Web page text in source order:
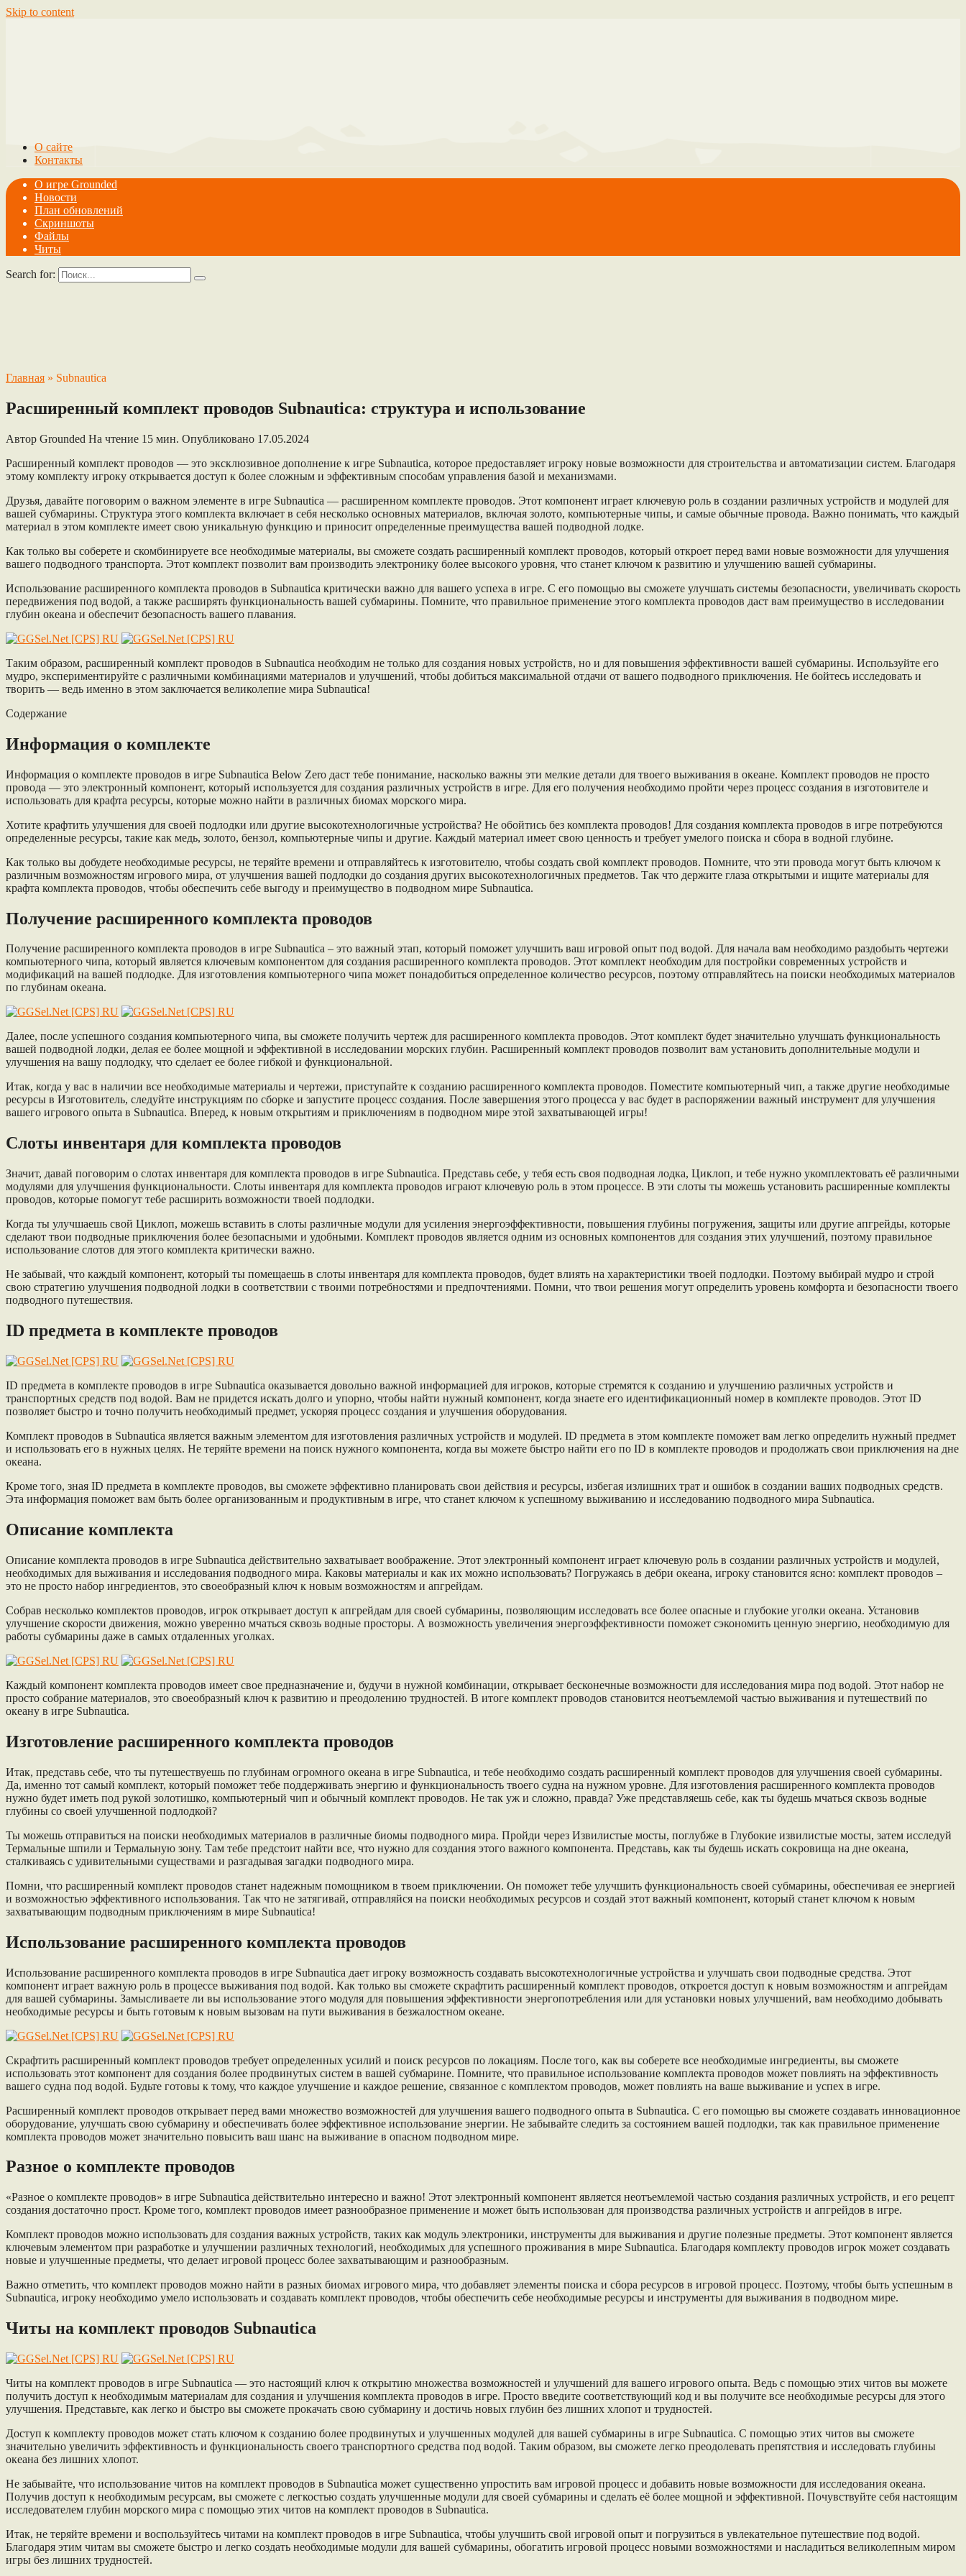
Skip to content
О сайте
Контакты
О игре Grounded
Новости
План обновлений
Скриншоты
Файлы
Читы
Search for:
Главная » Subnautica
Расширенный комплект проводов Subnautica: структура и использование
Автор Grounded На чтение 15 мин. Опубликовано 17.05.2024
Расширенный комплект проводов — это эксклюзивное дополнение к игре Subnautica, которое предоставляет игроку новые возможности для строительства и автоматизации систем. Благодаря
этому комплекту игроку открывается доступ к более сложным и эффективным способам управления базой и механизмами.
Друзья, давайте поговорим о важном элементе в игре Subnautica — расширенном комплекте проводов. Этот компонент играет ключевую роль в создании различных устройств и модулей для
вашей субмарины. Структура этого комплекта включает в себя несколько основных материалов, включая золото, компьютерные чипы, и самые обычные провода. Важно понимать, что каждый
материал в этом комплекте имеет свою уникальную функцию и приносит определенные преимущества вашей подводной лодке.
Как только вы соберете и скомбинируете все необходимые материалы, вы сможете создать расширенный комплект проводов, который откроет перед вами новые возможности для улучшения
вашего подводного транспорта. Этот комплект позволит вам производить электронику более высокого уровня, что станет ключом к развитию и улучшению вашей субмарины.
Использование расширенного комплекта проводов в Subnautica критически важно для вашего успеха в игре. С его помощью вы сможете улучшать системы безопасности, увеличивать скорость
передвижения под водой, а также расширять функциональность вашей субмарины. Помните, что правильное применение этого комплекта проводов даст вам преимущество в исследовании
глубин океана и обеспечит безопасность вашего плавания.
Таким образом, расширенный комплект проводов в Subnautica необходим не только для создания новых устройств, но и для повышения эффективности вашей субмарины. Используйте его
мудро, экспериментируйте с различными комбинациями материалов и улучшений, чтобы добиться максимальной отдачи от вашего подводного приключения. Не бойтесь исследовать и
творить — ведь именно в этом заключается великолепие мира Subnautica!
Содержание
Информация о комплекте
Информация о комплекте проводов в игре Subnautica Below Zero даст тебе понимание, насколько важны эти мелкие детали для твоего выживания в океане. Комплект проводов не просто
провода — это электронный компонент, который используется для создания различных устройств в игре. Для его получения необходимо пройти через процесс создания в изготовителе и
использовать для крафта ресурсы, которые можно найти в различных биомах морского мира.
Хотите крафтить улучшения для своей подлодки или другие высокотехнологичные устройства? Не обойтись без комплекта проводов! Для создания комплекта проводов в игре потребуются
определенные ресурсы, такие как медь, золото, бензол, компьютерные чипы и другие. Каждый материал имеет свою ценность и требует умелого поиска и сбора в водной глубине.
Как только вы добудете необходимые ресурсы, не теряйте времени и отправляйтесь к изготовителю, чтобы создать свой комплект проводов. Помните, что эти провода могут быть ключом к
различным возможностям игрового мира, от улучшения вашей подлодки до создания других высокотехнологичных предметов. Так что держите глаза открытыми и ищите материалы для
крафта комплекта проводов, чтобы обеспечить себе выгоду и преимущество в подводном мире Subnautica.
Получение расширенного комплекта проводов
Получение расширенного комплекта проводов в игре Subnautica – это важный этап, который поможет улучшить ваш игровой опыт под водой. Для начала вам необходимо раздобыть чертежи
компьютерного чипа, который является ключевым компонентом для создания расширенного комплекта проводов. Этот комплект необходим для постройки современных устройств и
модификаций на вашей подлодке. Для изготовления компьютерного чипа может понадобиться определенное количество ресурсов, поэтому отправляйтесь на поиски необходимых материалов
по глубинам океана.
Далее, после успешного создания компьютерного чипа, вы сможете получить чертеж для расширенного комплекта проводов. Этот комплект будет значительно улучшать функциональность
вашей подводной лодки, делая ее более мощной и эффективной в исследовании морских глубин. Расширенный комплект проводов позволит вам установить дополнительные модули и
улучшения на вашу подлодку, что сделает ее более гибкой и функциональной.
Итак, когда у вас в наличии все необходимые материалы и чертежи, приступайте к созданию расширенного комплекта проводов. Поместите компьютерный чип, а также другие необходимые
ресурсы в Изготовитель, следуйте инструкциям по сборке и запустите процесс создания. После завершения этого процесса у вас будет в распоряжении важный инструмент для улучшения
вашего игрового опыта в Subnautica. Вперед, к новым открытиям и приключениям в подводном мире этой захватывающей игры!
Слоты инвентаря для комплекта проводов
Значит, давай поговорим о слотах инвентаря для комплекта проводов в игре Subnautica. Представь себе, у тебя есть своя подводная лодка, Циклоп, и тебе нужно укомплектовать её различными
модулями для улучшения функциональности. Слоты инвентаря для комплекта проводов играют ключевую роль в этом процессе. В эти слоты ты можешь установить расширенные комплекты
проводов, которые помогут тебе расширить возможности твоей подлодки.
Когда ты улучшаешь свой Циклоп, можешь вставить в слоты различные модули для усиления энергоэффективности, повышения глубины погружения, защиты или другие апгрейды, которые
сделают твои подводные приключения более безопасными и удобными. Комплект проводов является одним из основных компонентов для создания этих улучшений, поэтому правильное
использование слотов для этого комплекта критически важно.
Не забывай, что каждый компонент, который ты помещаешь в слоты инвентаря для комплекта проводов, будет влиять на характеристики твоей подлодки. Поэтому выбирай мудро и строй
свою стратегию улучшения подводной лодки в соответствии с твоими потребностями и предпочтениями. Помни, что твои решения могут определить уровень комфорта и безопасности твоего
подводного путешествия.
ID предмета в комплекте проводов
ID предмета в комплекте проводов в игре Subnautica оказывается довольно важной информацией для игроков, которые стремятся к созданию и улучшению различных устройств и
транспортных средств под водой. Вам не придется искать долго и упорно, чтобы найти нужный компонент, когда знаете его идентификационный номер в комплекте проводов. Этот ID
позволяет быстро и точно получить необходимый предмет, ускоряя процесс создания и улучшения оборудования.
Комплект проводов в Subnautica является важным элементом для изготовления различных устройств и модулей. ID предмета в этом комплекте поможет вам легко определить нужный предмет
и использовать его в нужных целях. Не теряйте времени на поиск нужного компонента, когда вы можете быстро найти его по ID в комплекте проводов и продолжать свои приключения на дне
океана.
Кроме того, зная ID предмета в комплекте проводов, вы сможете эффективно планировать свои действия и ресурсы, избегая излишних трат и ошибок в создании ваших подводных средств.
Эта информация поможет вам быть более организованным и продуктивным в игре, что станет ключом к успешному выживанию и исследованию подводного мира Subnautica.
Описание комплекта
Описание комплекта проводов в игре Subnautica действительно захватывает воображение. Этот электронный компонент играет ключевую роль в создании различных устройств и модулей,
необходимых для выживания и исследования подводного мира. Каковы материалы и как их можно использовать? Погружаясь в дебри океана, игроку становится ясно: комплект проводов –
это не просто набор ингредиентов, это своеобразный ключ к новым возможностям и апгрейдам.
Собрав несколько комплектов проводов, игрок открывает доступ к апгрейдам для своей субмарины, позволяющим исследовать все более опасные и глубокие уголки океана. Установив
улучшение скорости движения, можно уверенно мчаться сквозь водные просторы. А возможность увеличения энергоэффективности поможет сэкономить ценную энергию, необходимую для
работы субмарины даже в самых отдаленных уголках.
Каждый компонент комплекта проводов имеет свое предназначение и, будучи в нужной комбинации, открывает бесконечные возможности для исследования мира под водой. Этот набор не
просто собрание материалов, это своеобразный ключ к развитию и преодолению трудностей. В итоге комплект проводов становится неотъемлемой частью выживания и путешествий по
океану в игре Subnautica.
Изготовление расширенного комплекта проводов
Итак, представь себе, что ты путешествуешь по глубинам огромного океана в игре Subnautica, и тебе необходимо создать расширенный комплект проводов для улучшения своей субмарины.
Да, именно тот самый комплект, который поможет тебе поддерживать энергию и функциональность твоего судна на нужном уровне. Для изготовления расширенного комплекта проводов
нужно будет иметь под рукой золотишко, компьютерный чип и обычный комплект проводов. Не так уж и сложно, правда? Уже представляешь себе, как ты будешь мчаться сквозь водные
глубины со своей улучшенной подлодкой?
Ты можешь отправиться на поиски необходимых материалов в различные биомы подводного мира. Пройди через Извилистые мосты, поглубже в Глубокие извилистые мосты, затем исследуй
Термальные шпили и Термальную зону. Там тебе предстоит найти все, что нужно для создания этого важного компонента. Представь, как ты будешь искать сокровища на дне океана,
сталкиваясь с удивительными существами и разгадывая загадки подводного мира.
Помни, что расширенный комплект проводов станет надежным помощником в твоем приключении. Он поможет тебе улучшить функциональность своей субмарины, обеспечивая ее энергией
и возможностью эффективного использования. Так что не затягивай, отправляйся на поиски необходимых ресурсов и создай этот важный компонент, который станет ключом к новым
захватывающим подводным приключениям в мире Subnautica!
Использование расширенного комплекта проводов
Использование расширенного комплекта проводов в игре Subnautica дает игроку возможность создавать высокотехнологичные устройства и улучшать свои подводные средства. Этот
компонент играет важную роль в процессе выживания под водой. Как только вы сможете скрафтить расширенный комплект проводов, откроется доступ к новым возможностям и апгрейдам
для вашей субмарины. Замысливаете ли вы использование этого модуля для повышения эффективности энергопотребления или для установки новых улучшений, вам необходимо добывать
необходимые ресурсы и быть готовым к новым вызовам на пути выживания в безжалостном океане.
Скрафтить расширенный комплект проводов требует определенных усилий и поиск ресурсов по локациям. После того, как вы соберете все необходимые ингредиенты, вы сможете
использовать этот компонент для создания более продвинутых систем в вашей субмарине. Помните, что правильное использование комплекта проводов может повлиять на эффективность
вашего судна под водой. Будьте готовы к тому, что каждое улучшение и каждое решение, связанное с комплектом проводов, может повлиять на ваше выживание и успех в игре.
Расширенный комплект проводов открывает перед вами множество возможностей для улучшения вашего подводного опыта в Subnautica. С его помощью вы сможете создавать инновационное
оборудование, улучшать свою субмарину и обеспечивать более эффективное использование энергии. Не забывайте следить за состоянием вашей подлодки, так как правильное применение
комплекта проводов может значительно повысить ваш шанс на выживание в опасном подводном мире.
Разное о комплекте проводов
«Разное о комплекте проводов» в игре Subnautica действительно интересно и важно! Этот электронный компонент является неотъемлемой частью создания различных устройств, и его рецепт
создания достаточно прост. Кроме того, комплект проводов имеет разнообразное применение и может быть использован для производства различных устройств и апгрейдов в игре.
Комплект проводов можно использовать для создания важных устройств, таких как модуль электроники, инструменты для выживания и другие полезные предметы. Этот компонент является
ключевым элементом при разработке и улучшении различных технологий, необходимых для успешного проживания в мире Subnautica. Благодаря комплекту проводов игрок может создавать
новые и улучшенные предметы, что делает игровой процесс более захватывающим и разнообразным.
Важно отметить, что комплект проводов можно найти в разных биомах игрового мира, что добавляет элементы поиска и сбора ресурсов в игровой процесс. Поэтому, чтобы быть успешным в
Subnautica, игроку необходимо умело использовать и создавать комплект проводов, чтобы обеспечить себе необходимые ресурсы и инструменты для выживания в подводном мире.
Читы на комплект проводов Subnautica
Читы на комплект проводов в игре Subnautica — это настоящий ключ к открытию множества возможностей и улучшений для вашего игрового опыта. Ведь с помощью этих читов вы можете
получить доступ к необходимым материалам для создания и улучшения комплекта проводов в игре. Просто введите соответствующий код и вы получите все необходимые ресурсы для этого
улучшения. Представьте, как легко и быстро вы сможете прокачать свою субмарину и достичь новых глубин без лишних хлопот и трудностей.
Доступ к комплекту проводов может стать ключом к созданию более продвинутых и улучшенных модулей для вашей субмарины в игре Subnautica. С помощью этих читов вы сможете
значительно увеличить эффективность и функциональность своего транспортного средства под водой. Таким образом, вы сможете легко преодолевать препятствия и исследовать глубины
океана без лишних хлопот.
Не забывайте, что использование читов на комплект проводов в Subnautica может существенно упростить вам игровой процесс и добавить новые возможности для исследования океана.
Получив доступ к необходимым ресурсам, вы сможете с легкостью создать улучшенные модули для своей субмарины и сделать её более мощной и эффективной. Почувствуйте себя настоящим
исследователем глубин морского мира с помощью этих читов на комплект проводов в Subnautica.
Итак, не теряйте времени и воспользуйтесь читами на комплект проводов в игре Subnautica, чтобы улучшить свой игровой опыт и погрузиться в увлекательное путешествие под водой.
Благодаря этим читам вы сможете быстро и легко создать необходимые модули для вашей субмарины, обогатить игровой процесс новыми возможностями и насладиться великолепным миром
игры без лишних трудностей.